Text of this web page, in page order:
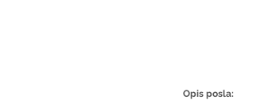
Opis posla: